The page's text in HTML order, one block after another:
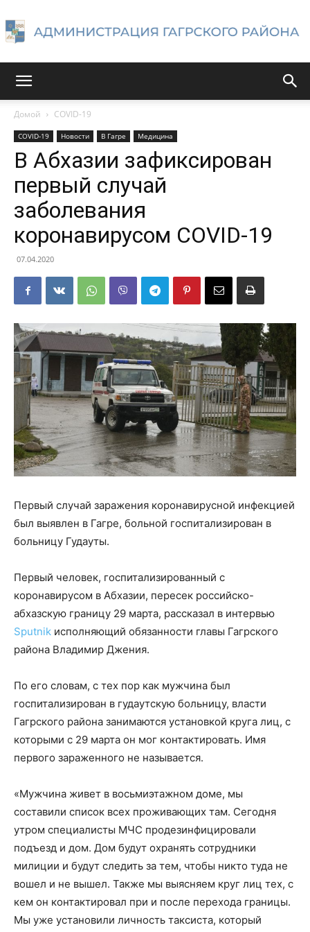
Гагрского
Домой COVID-19
COVID-19 Новости В Гагре Медицина
В Абхазии зафиксирован
первый случай
заболевания
коронавирусом COVID-19
07.04.2020
Первый случай заражения коронавирусной инфекцией
был выявлен в Гагре, больной госпитализирован в
больницу Гудауты.
Первый человек, госпитализированный с
коронавирусом в Абхазии, пересек российско-
абхазскую границу 29 марта, рассказал в интервью
Sputnik исполняющий обязанности главы Гагрского
района Владимир Джения.
По его словам, с тех пор как мужчина был
госпитализирован в гудаутскую больницу, власти
Гагрского района занимаются установкой круга лиц, с
которыми с 29 марта он мог контактировать. Имя
первого зараженного не называется.
«Мужчина живет в восьмиэтажном доме, мы
составили список всех проживающих там. Сегодня
утром специалисты МЧС продезинфицировали
подъезд и дом. Дом будут охранять сотрудники
милиции и будут следить за тем, чтобы никто туда не
вошел и не вышел. Также мы выясняем круг лиц тех, с
кем он контактировал при и после перехода границы.
Мы уже установили личность таксиста, который